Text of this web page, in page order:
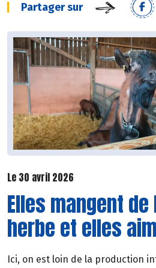
Partager sur
Le 30 avril 2026
Elles mangent
herbe et elles
Ici, on est loin de la production